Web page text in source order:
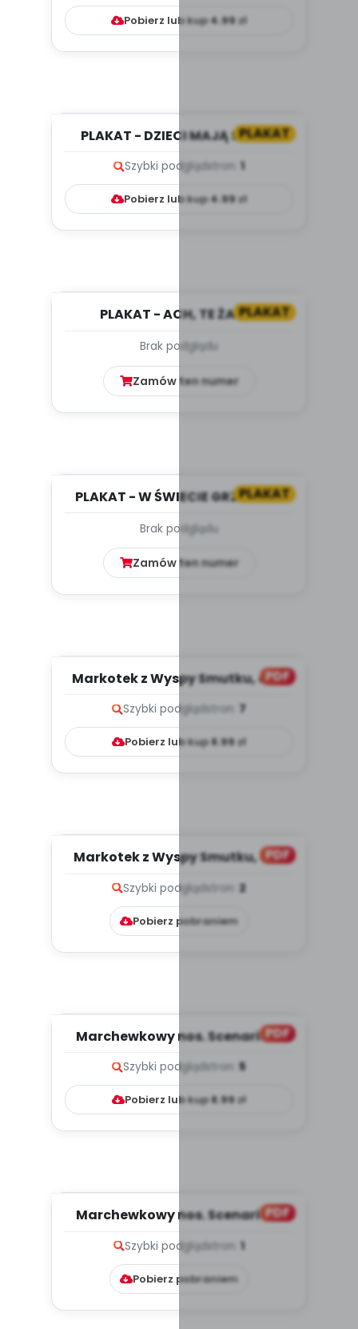
Pobierz lub kup4.99zł
PLAKAT
PLAKAT - DZIECI MAJĄ SWOJE
Szybki podgląd stron: 1
Pobierz lub kup4.99 zł
PLAKAT
PLAKAT - ACH, TE ŻABY!
Ż...
Brak podglądu
Zamów ten numer
PLAKAT
PLAKAT - W ŚWIECIE GRZYBÓW.
Brak podglądu
Zamów ten numer
PDF
Markotek z Wyspy Smutku, cz. 2
Szybki podgląd stron: 7
Pobierz lub kup8.99 zł
PDF
Markotek z Wyspy Smutku, cz. 1
Szybki podglądstron: 2
Pobierz pobraniem
PDF
Marchewkowy nos. Scenariusz
Szybki podgląd stron: 5
Pobierz lub kup8.99 zł
PDF
Marchewkowy nos. Scenariusz
Szybki podglądstron: 1
Pobierz pobraniem